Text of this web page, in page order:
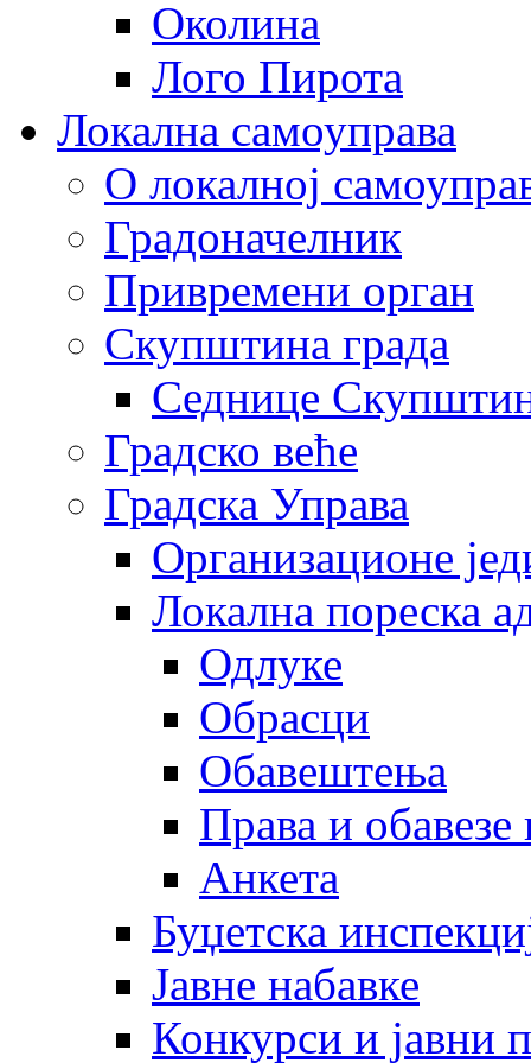
Околина
Лого Пирота
Локална самоуправа
О локалној
Градоначелник
Привремени орган
Скупштина града
Седнице
Градско веће
Градска Управа
Организационе
Локална пореска
Одлуке
Обрасци
Обавештења
Права и
Анкета
Буџетска
Јавне набавке
Конкурси и јавни